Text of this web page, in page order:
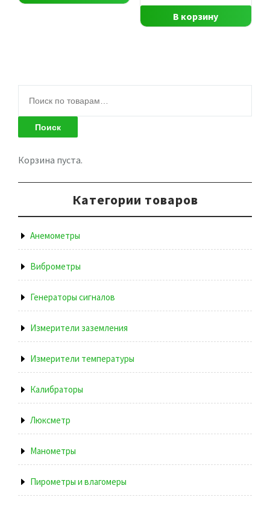
В корзину
Поиск
Корзина пуста.
Категории товаров
Анемометры
Виброметры
Генераторы сигналов
Измерители заземления
Измерители температуры
Калибраторы
Люксметр
Манометры
Пирометры и влагомеры